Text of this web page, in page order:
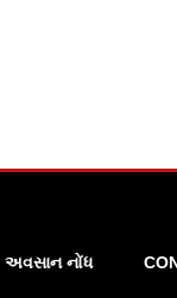
અવસાન નોંધ